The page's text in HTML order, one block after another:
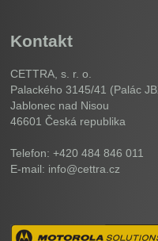
Kontakt
CETTRA, s. r. o.
Palackého 3145/41 (Palác
Jablonec nad Nisou
46601Česká republika
Telefon: +420 484 846 011
E-mail: info@cettra.cz